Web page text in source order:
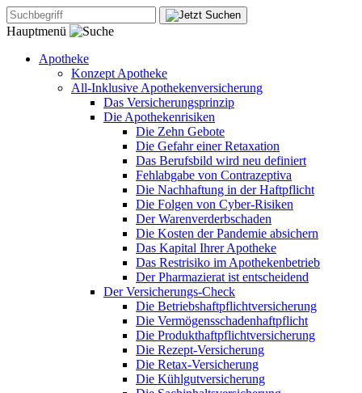
Hauptmenü
Apotheke
Konzept Apotheke
All-Inklusive Apothekenversicherung
Das Versicherungsprinzip
Die Apothekenrisiken
Die Zehn Gebote
Die Gefahr einer Retaxation
Das Berufsbild wird neu definiert
Fehlabgabe von Contrazeptiva
Die Nachhaftung in der Haftpflicht
Die Folgen von Cyber-Risiken
Der Warenverderbschaden
Die Kosten der Pandemie absichern
Das Kapital Ihrer Apotheke
Das Restrisiko im Apothekenbetrieb
Der Pharmazierat ist entscheidend
Der Versicherungs-Check
Die Betriebshaftpflichtversicherung
Die Vermögensschadenhaftpflicht
Die Produkthaftpflichtversicherung
Die Rezept-Versicherung
Die Retax-Versicherung
Die Kühlgutversicherung